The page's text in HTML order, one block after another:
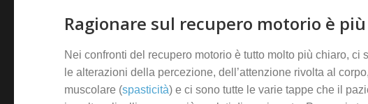
Ragionare sul recupero motorio è
Nei confronti del recupero motorio è tutto molto più chiaro,
le alterazioni della percezione, dell’attenzione rivolta al
muscolare (spasticità) e ci sono tutte le varie tappe che il